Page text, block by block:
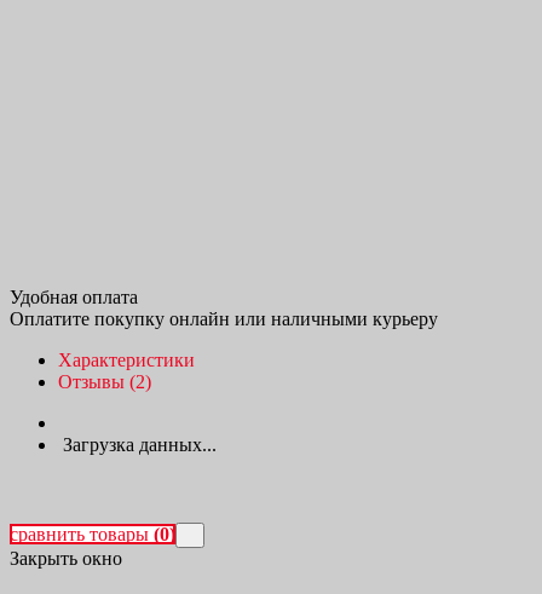
Удобная оплата
Оплатите покупку онлайн или наличными курьеру
Характеристики
Отзывы (2)
Загрузка данных...
сравнить товары (0)
Закрыть окно